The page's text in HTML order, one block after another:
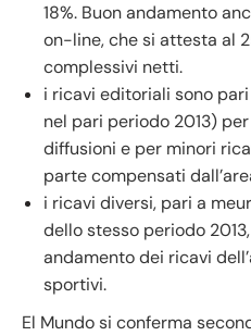
18%. Buon andamento
on-line, che si attesta al
complessivi netti.
i ricavi editoriali sono pari
nel pari periodo 2013)
diffusioni e per minori
parte compensati
i ricavi diversi, pari a
dello stesso periodo
andamento dei ricavi
sportivi.
El Mundo si conferma